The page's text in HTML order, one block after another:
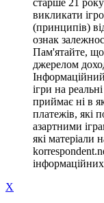
викликати
(принципів)
ознак
Пам'ятайте, що
джерелом
ігри на
приймає ні в
платежів, які
азартними
які матеріали
X